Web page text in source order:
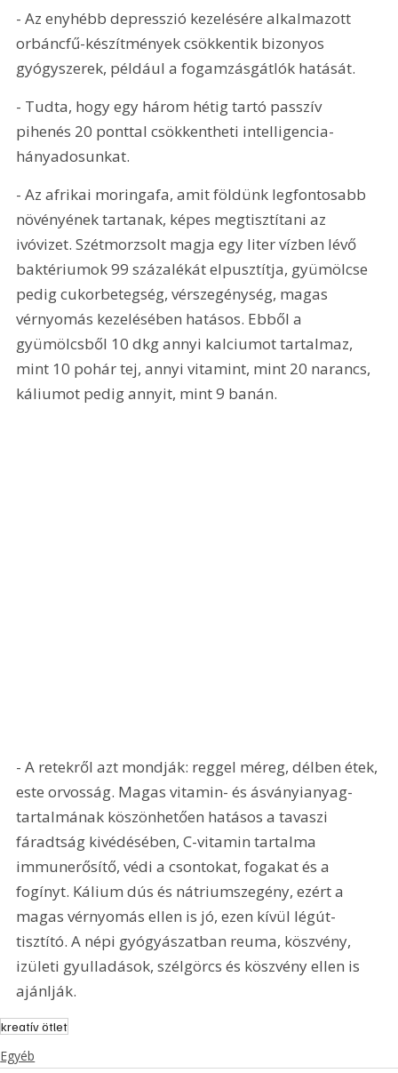
- Az enyhébb depresszió kezelésére alkalmazott
orbáncfű-készítmények csökkentik bizonyos
gyógyszerek, például a fogamzásgátlók hatását.
- Tudta, hogy egy három hétig tartó passzív
pihenés 20 ponttal csökkentheti intelligencia-
hányadosunkat.
- Az afrikai moringafa, amit földünk legfontosabb
növényének tartanak, képes megtisztítani az
ivóvizet. Szétmorzsolt magja egy liter vízben lévő
baktériumok 99 százalékát elpusztítja, gyümölcse
pedig cukorbetegség, vérszegénység, magas
vérnyomás kezelésében hatásos. Ebből a
gyümölcsből 10 dkg annyi kalciumot tartalmaz,
mint 10 pohár tej, annyi vitamint, mint 20 narancs,
káliumot pedig annyit, mint 9 banán.
- A retekről azt mondják: reggel méreg, délben étek,
este orvosság. Magas vitamin- és ásványianyag-
tartalmának köszönhetően hatásos a tavaszi
fáradtság kivédésében, C-vitamin tartalma
immunerősítő, védi a csontokat, fogakat és a
fogínyt. Kálium dús és nátriumszegény, ezért a
magas vérnyomás ellen is jó, ezen kívül légút-
tisztító. A népi gyógyászatban reuma, köszvény,
izületi gyulladások, szélgörcs és köszvény ellen is
ajánlják.
kreatív ötlet
Egyéb